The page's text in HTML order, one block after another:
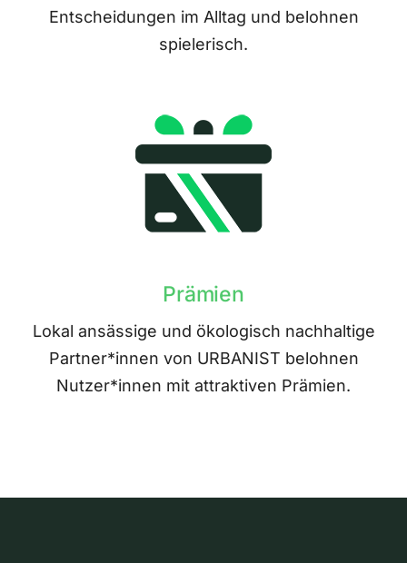
Entscheidungen im Alltag und belohnen
spielerisch.
Prämien
Lokal ansässige und ökologisch nachhaltige
Partner*innen von URBANIST belohnen
Nutzer*innen mit attraktiven Prämien.